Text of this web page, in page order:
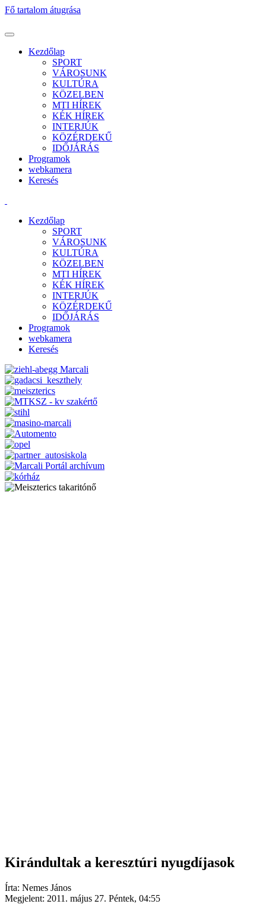
Fő tartalom átugrása
Kezdőlap
SPORT
VÁROSUNK
KULTÚRA
KÖZELBEN
MTI HÍREK
KÉK HÍREK
INTERJÚK
KÖZÉRDEKŰ
IDŐJÁRÁS
Programok
webkamera
Keresés
Kezdőlap
SPORT
VÁROSUNK
KULTÚRA
KÖZELBEN
MTI HÍREK
KÉK HÍREK
INTERJÚK
KÖZÉRDEKŰ
IDŐJÁRÁS
Programok
webkamera
Keresés
Kirándultak a keresztúri nyugdíjasok
Írta: Nemes János
Megjelent: 2011. május 27. Péntek, 04:55